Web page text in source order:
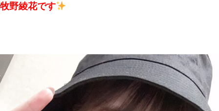
牧野綾花です